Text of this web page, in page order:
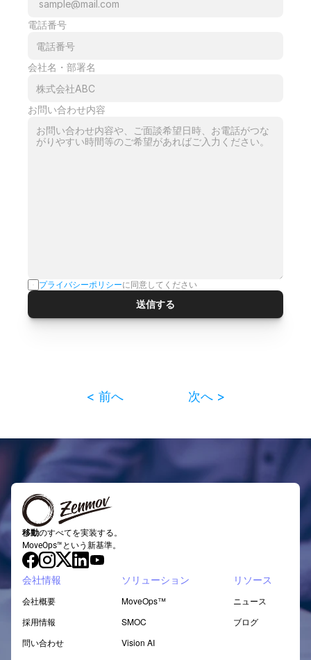
電話番号
会社名・部署名
お問い合わせ内容
プライバシーポリシーに同意してください
送信する
< 前へ 次へ >
移動のすべてを実装する。
MoveOps™という新基準。
会社情報
会社概要
採用情報
問い合わせ
ソリューション
MoveOps™
SMOC
Vision AI
リソース
ニュース
ブログ